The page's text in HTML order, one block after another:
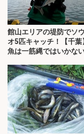
館山エリアの堤防でソ
オ5匹キャッチ！【千葉
魚は一筋縄ではいかな